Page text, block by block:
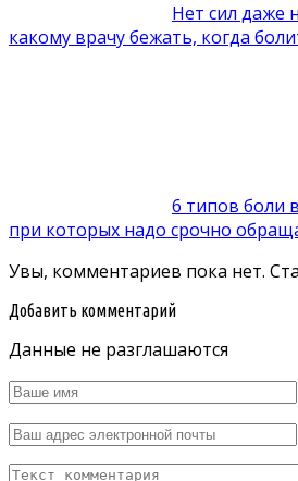
Нет сил даже
какому врачу бежать, когда
6 типов боли
при которых надо срочно
Увы, комментариев пока нет.
Добавить комментарий
Данные не разглашаются